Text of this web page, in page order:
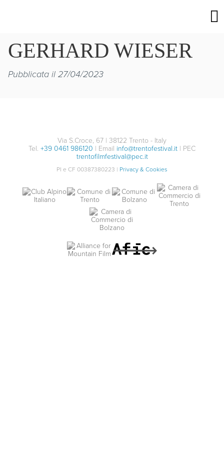
GERHARD WIESER
Pubblicata il 27/04/2023
Via S.Croce, 67 | 38122 Trento - Italy
Tel. +39 0461 986120 | Email info@trentofestival.it | PEC
trentofilmfestival@pec.it
PI e CF 00387380223 | Privacy & Cookies